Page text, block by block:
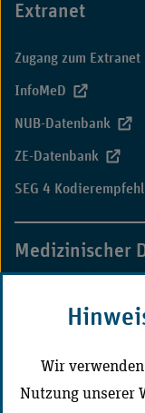
Extranet
Zugang zum Extranet
InfoMeD
NUB-Datenbank
ZE-Datenbank
SEG 4
Medizinischer
Wir
Nutzung unserer